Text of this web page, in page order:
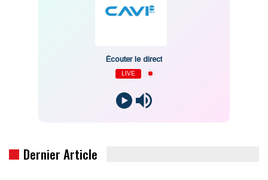
Écouter le direct
LIVE
Dernier Article